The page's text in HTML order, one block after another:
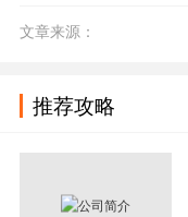
文章来源：
推荐攻略